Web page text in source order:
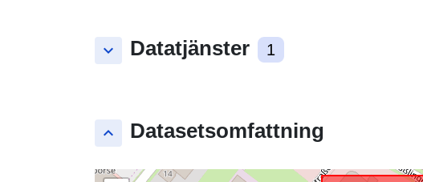
keyboard_arrow_down Datatjänster 1
keyboard_arrow_up Datasetsomfattning